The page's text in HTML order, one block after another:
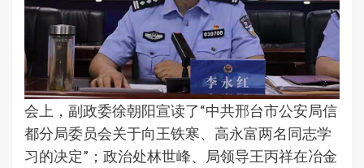
会上，副政委徐朝阳宣读了“中共邢台市公安局信
都分局委员会关于向王铁寒、高永富两名同志学
习的决定”；政治处林世峰、局领导王丙祥在冶金